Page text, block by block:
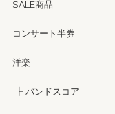
SALE商品
コンサート半券
洋楽
┣ バンドスコア